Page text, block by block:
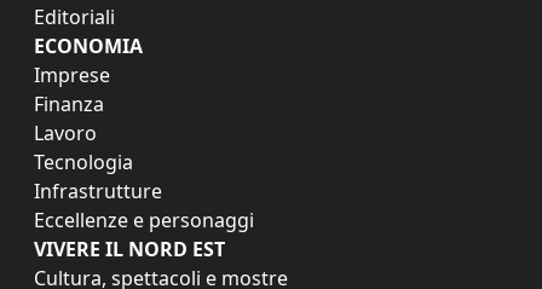
Editoriali
ECONOMIA
Imprese
Finanza
Lavoro
Tecnologia
Infrastrutture
Eccellenze e personaggi
VIVERE IL NORD EST
Cultura, spettacoli e mostre